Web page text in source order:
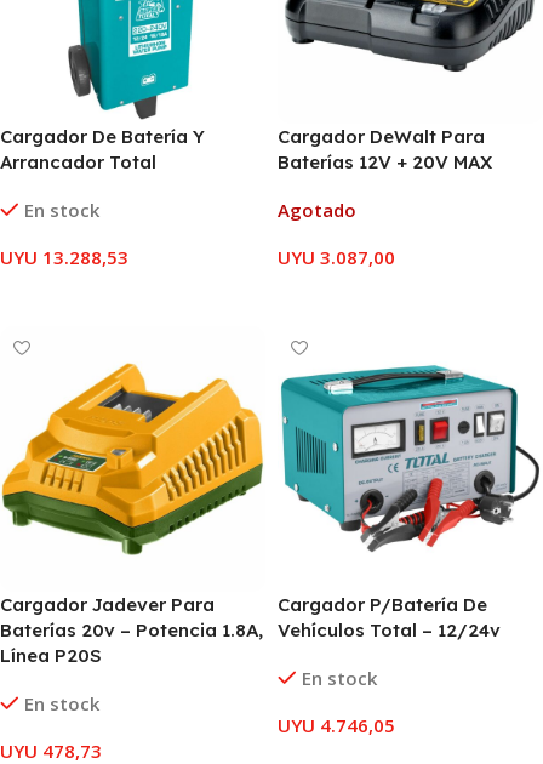
Cargador De Batería Y
Arrancador Total
En stock
UYU 13.288,53
Cargador DeWalt Para
Baterías 12V + 20V MAX
Agotado
UYU 3.087,00
Cargador Jadever Para
Baterías 20v – Potencia 1.8A,
Línea P20S
En stock
UYU 478,73
Cargador P/Batería De
Vehículos Total – 12/24v
En stock
UYU 4.746,05